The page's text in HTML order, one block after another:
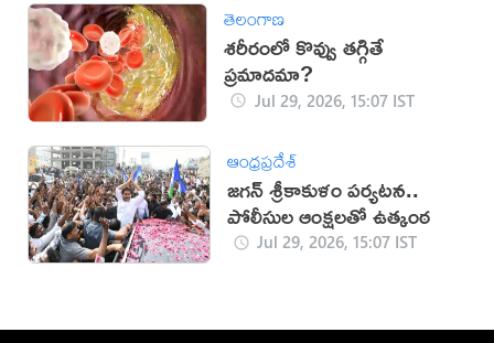
తెలంగాణ
శరీరంలో కొవ్వు తగ్గితే
ప్రమాదమా?
Jul 29, 2026, 15:07 IST
ఆంధ్రప్రదేశ్
జగన్ శ్రీకాకుళం పర్యటన..
పోలీసుల ఆంక్షలతో ఉత్కంఠ
Jul 29, 2026, 15:07 IST